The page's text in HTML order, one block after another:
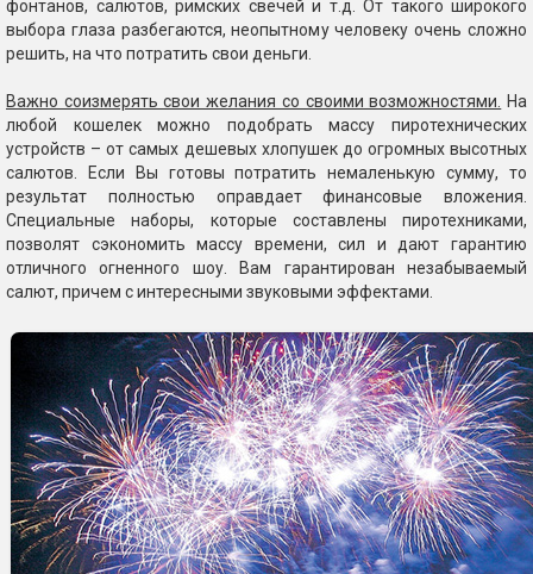
фонтанов, салютов, римских свечей и т.д. От такого широкого
выбора глаза разбегаются, неопытному человеку очень сложно
решить, на что потратить свои деньги.
Важно соизмерять свои желания со своими возможностями.
На
любой кошелек можно подобрать массу пиротехнических
устройств – от самых дешевых хлопушек до огромных высотных
салютов. Если Вы готовы потратить немаленькую сумму, то
результат полностью оправдает финансовые вложения.
Специальные наборы, которые составлены пиротехниками,
позволят сэкономить массу времени, сил и дают гарантию
отличного огненного шоу. Вам гарантирован незабываемый
салют, причем с интересными звуковыми эффектами.